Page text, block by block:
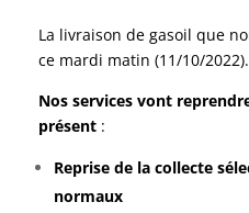
La livraison de gasoil que
ce mardi matin (11/10/2022).
Nos services vont
présent:
Reprise de la collecte
normaux